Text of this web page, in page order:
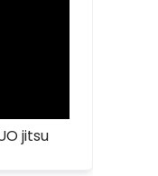
jitsu